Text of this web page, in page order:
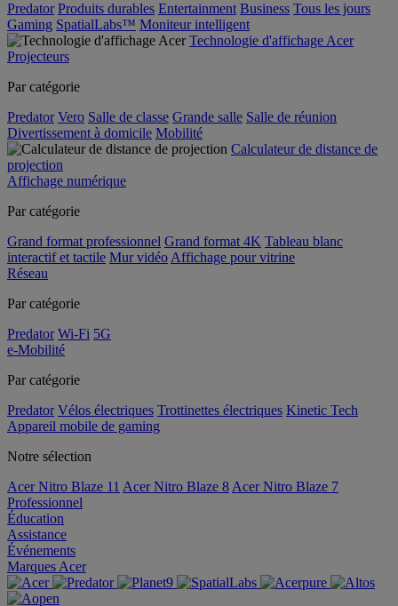
Predator Produits durables Entertainment Business Tous les jours
Gaming SpatialLabs™ Moniteur intelligent
Technologie d'affichage Acer
Projecteurs
Par catégorie
Predator Vero Salle de classe Grande salle Salle de réunion
Divertissement à domicile Mobilité
Calculateur de distance de
projection
Affichage numérique
Par catégorie
Grand format professionnel Grand format 4K Tableau blanc
interactif et tactile Mur vidéo Affichage pour vitrine
Réseau
Par catégorie
Predator Wi-Fi 5G
e-Mobilité
Par catégorie
Predator Vélos électriques Trottinettes électriques Kinetic Tech
Appareil mobile de gaming
Notre sélection
Acer Nitro Blaze 11 Acer Nitro Blaze 8 Acer Nitro Blaze 7
Professionnel
Éducation
Assistance
Événements
Marques Acer